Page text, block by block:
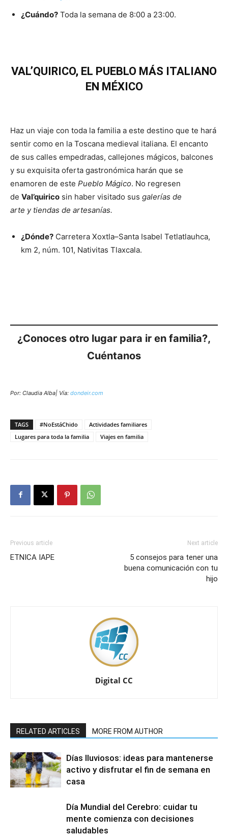
¿Cuándo? Toda la semana de 8:00 a 23:00.
VAL’QUIRICO, EL PUEBLO MÁS ITALIANO
EN MÉXICO
Haz un viaje con toda la familia a este destino que te hará
sentir como en la Toscana medieval italiana. El encanto
de sus calles empedradas, callejones mágicos, balcones
y su exquisita oferta gastronómica harán que se
enamoren de este Pueblo Mágico. No regresen
de Val’quirico sin haber visitado sus galerías de
arte y tiendas de artesanías.
¿Dónde? Carretera Xoxtla–Santa Isabel Tetlatlauhca,
km 2, núm. 101, Nativitas Tlaxcala.
¿Conoces otro lugar para ir en familia?,
Cuéntanos
Por: Claudia Alba| Vía: dondeir.com
TAGS #NoEstáChido
Actividades familiares
Lugares para toda la familia
Viajes en familia
Previous article
ETNICA IAPE
Next article
5 consejos para tener una
buena comunicación con tu
hijo
Digital CC
RELATED ARTICLES MORE FROM AUTHOR
Días lluviosos: ideas para mantenerse
activo y disfrutar el fin de semana en
casa
Día Mundial del Cerebro: cuidar tu
mente comienza con decisiones
saludables